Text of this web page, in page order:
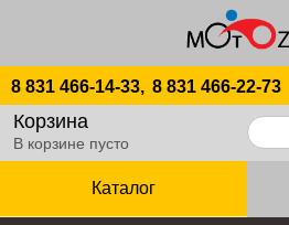
8 831 466-14-33, 8 831 466-22-73
Корзина
В корзине пусто
Каталог